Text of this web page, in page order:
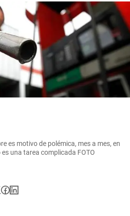
es motivo de polémica, mes a mes, en
una tarea complicada FOTO